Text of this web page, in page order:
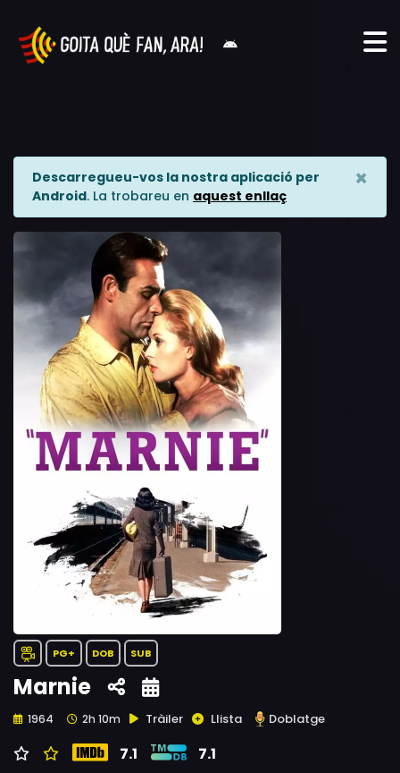
Descarregueu-vos la nostra aplicació per
Android. La trobareu en aquest enllaç
×
PG+ DOB SUB
Marnie
1964 2h 10m Tràiler Llista Doblatge
7.1 7.1